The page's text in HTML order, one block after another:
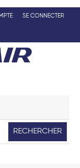
SE CONNECTER
RECHERCHER